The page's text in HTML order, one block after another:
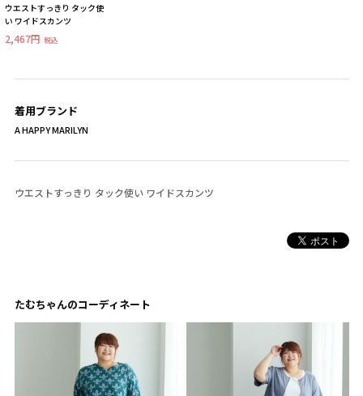
ウエストすっきり タック使
い ワイドスカンツ
2,467円 税込
着用ブランド
A HAPPY MARILYN
ウエストすっきり タック使い ワイドスカンツ
たむちゃんのコーディネート